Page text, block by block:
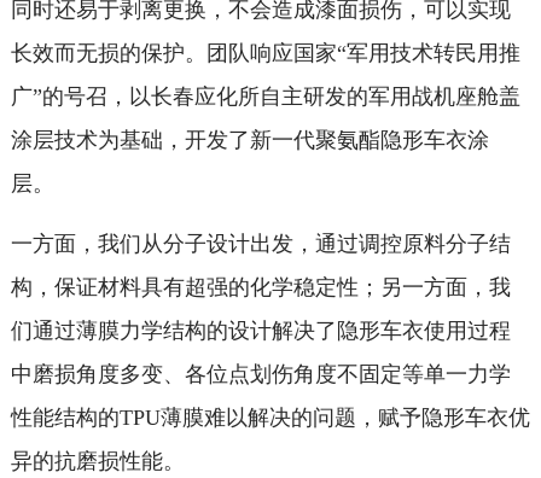
同时还易于剥离更换， 不会造成漆面损伤，可以实现
长效而无损的保护。团队响应国家“军用技术转民用推
广”的号召，以长春应化所自主研发的军用战机座舱盖
涂层技术为基础，开发了新一代聚氨酯隐形车衣涂
层。
一方面，我们从分子设计出发，通过调控原料分子结
构，保证材料具有超强的化学稳定性；另一方面，我
们通过薄膜力学结构的设计解决了隐形车衣使用过程
中磨损角度多变、各位点划伤角度不固定等单一力学
性能结构的TPU薄膜难以解决的问题，赋予隐形车衣优
异的抗磨损性能。